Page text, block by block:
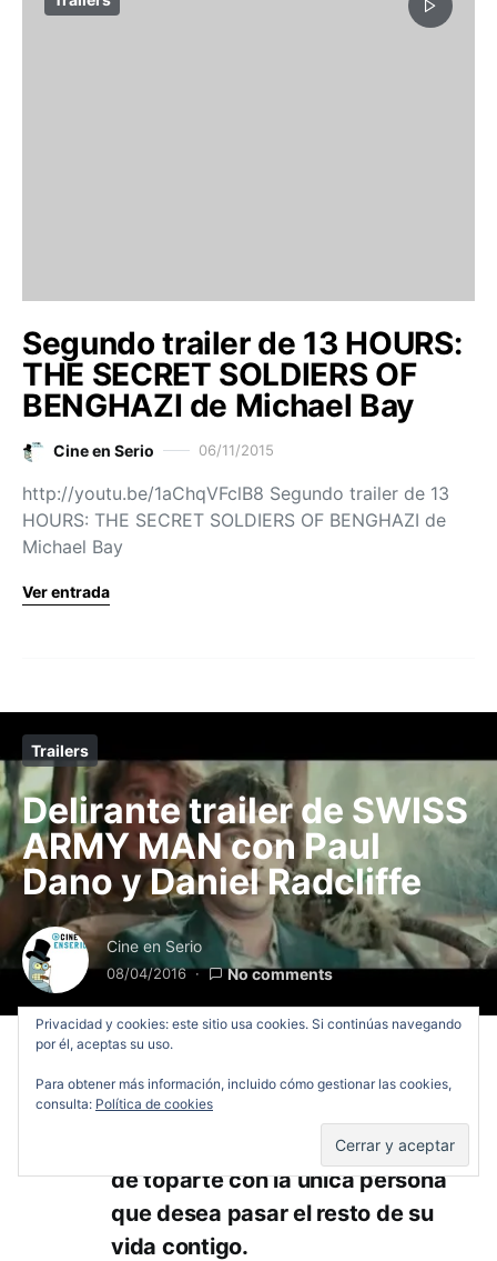
Segundo trailer de 13 HOURS:
THE SECRET SOLDIERS OF
BENGHAZI de Michael Bay
Cine en Serio 06/11/2015
http://youtu.be/1aChqVFclB8 Segundo trailer de 13
HOURS: THE SECRET SOLDIERS OF BENGHAZI de
Michael Bay
Ver entrada
Trailers
Delirante trailer de SWISS
ARMY MAN con Paul
Dano y Daniel Radcliffe
Cine en Serio
08/04/2016 No comments
Hay 7 mil millones de personas en
el planeta. Puedes tener la suerte
de toparte con la única persona
que desea pasar el resto de su
vida contigo.
Privacidad y cookies: este sitio usa cookies. Si continúas navegando
por él, aceptas su uso.
Para obtener más información, incluido cómo gestionar las cookies,
consulta: Política de cookies